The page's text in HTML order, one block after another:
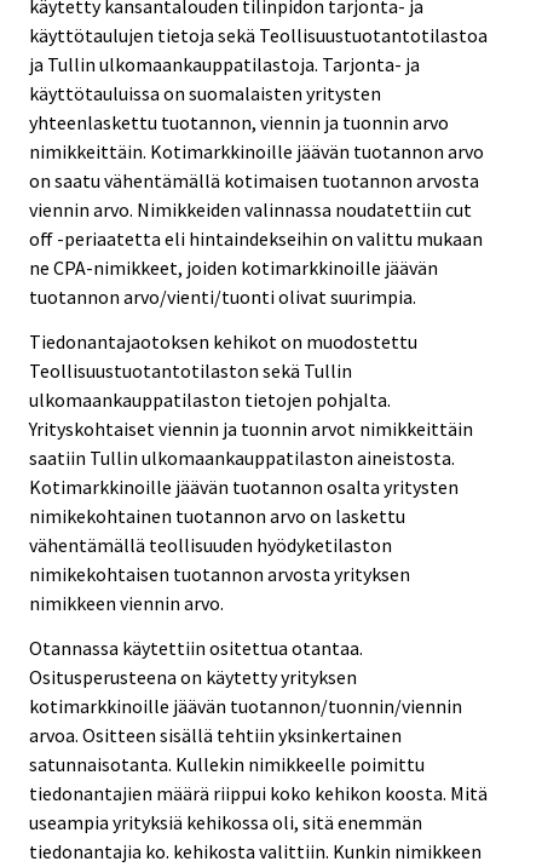
käytetty kansantalouden tilinpidon tarjonta- ja
käyttötaulujen tietoja sekä Teollisuustuotantotilastoa
ja Tullin ulkomaankauppatilastoja. Tarjonta- ja
käyttötauluissa on suomalaisten yritysten
yhteenlaskettu tuotannon, viennin ja tuonnin arvo
nimikkeittäin. Kotimarkkinoille jäävän tuotannon arvo
on saatu vähentämällä kotimaisen tuotannon arvosta
viennin arvo. Nimikkeiden valinnassa noudatettiin cut
off -periaatetta eli hintaindekseihin on valittu mukaan
ne CPA-nimikkeet, joiden kotimarkkinoille jäävän
tuotannon arvo/vienti/tuonti olivat suurimpia.
Tiedonantajaotoksen kehikot on muodostettu
Teollisuustuotantotilaston sekä Tullin
ulkomaankauppatilaston tietojen pohjalta.
Yrityskohtaiset viennin ja tuonnin arvot nimikkeittäin
saatiin Tullin ulkomaankauppatilaston aineistosta.
Kotimarkkinoille jäävän tuotannon osalta yritysten
nimikekohtainen tuotannon arvo on laskettu
vähentämällä teollisuuden hyödyketilaston
nimikekohtaisen tuotannon arvosta yrityksen
nimikkeen viennin arvo.
Otannassa käytettiin ositettua otantaa.
Ositusperusteena on käytetty yrityksen
kotimarkkinoille jäävän tuotannon/tuonnin/viennin
arvoa. Ositteen sisällä tehtiin yksinkertainen
satunnaisotanta. Kullekin nimikkeelle poimittu
tiedonantajien määrä riippui koko kehikon koosta. Mitä
useampia yrityksiä kehikossa oli, sitä enemmän
tiedonantajia ko. kehikosta valittiin. Kunkin nimikkeen